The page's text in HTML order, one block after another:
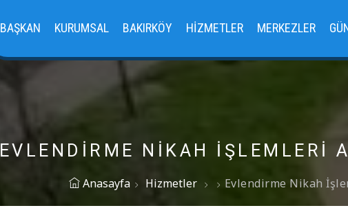
BAŞKAN KURUMSAL BAKIRKÖY HIZMETLER MERKEZLER
EVLENDIRME NIKAH İŞLEMLERI
Anasayfa Hizmetler Evlendirme Nikah